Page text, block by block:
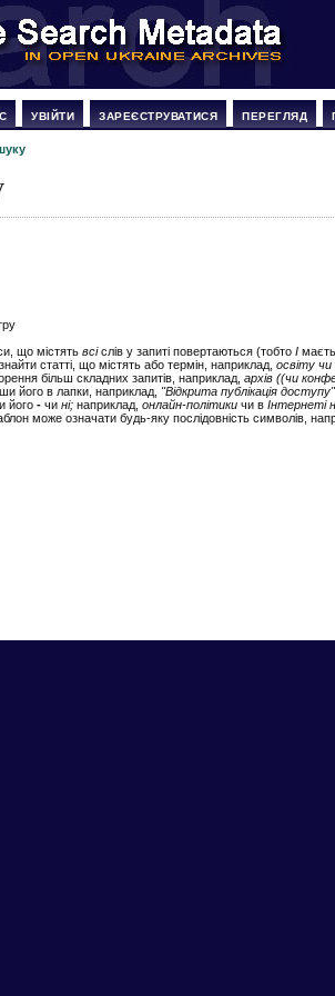
УВІЙТИ ЗАРЕЄСТРУВАТИСЯ ПЕРЕГЛЯД
що містятьвсіслів у запиті повертаються (тобтоІ
знайти статті, що містять або термін, наприклад,освіту чи
більш складних запитів, наприклад,архів ((чи
його в лапки, наприклад, "Відкрита публікація доступу"
його- чині; наприклад,онлайн-політики чи вІнтернеті
може означати будь-яку послідовність символів,